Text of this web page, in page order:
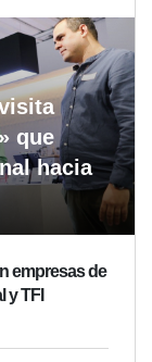
que
hacia
empresas de
y TFI